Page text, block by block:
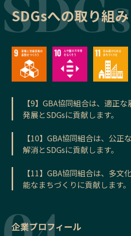
SDGsへの取り組み
【9】GBA協同組合は、適正
発展とSDGsに貢献します。
【10】GBA協同組合は、公正
解消とSDGsに貢献します。
【11】GBA協同組合は、多文
能なまちづくりに貢献します。
企業プロフィール